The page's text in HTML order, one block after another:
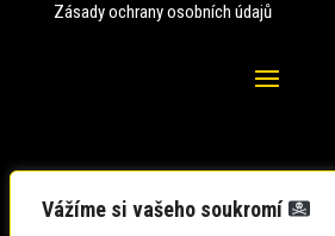
Vážíme si vašeho soukromí
Zásady ochrany osobních údajů